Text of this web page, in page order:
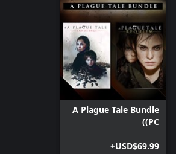
A Plague Tale Bundle
(PC)
USD$69.99+